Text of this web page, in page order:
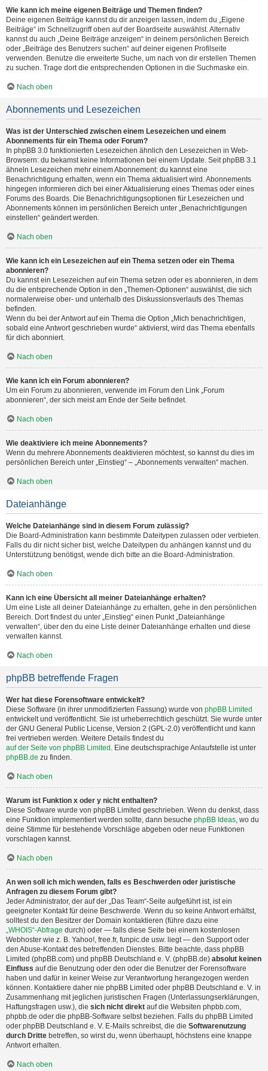
Wie kann ich meine eigenen Beiträge und Themen finden?
Deine eigenen Beiträge kannst du dir anzeigen lassen, indem du „Eigene
Beiträge“ im Schnellzugriff oben auf der Boardseite auswählst. Alternativ
kannst du auch „Deine Beiträge anzeigen“ in deinem persönlichen Bereich
oder „Beiträge des Benutzers suchen“ auf deiner eigenen Profilseite
verwenden. Benutze die erweiterte Suche, um nach von dir erstellen Themen
zu suchen. Trage dort die entsprechenden Optionen in die Suchmaske ein.
Nach oben
Abonnements und Lesezeichen
Was ist der Unterschied zwischen einem Lesezeichen und einem
Abonnements für ein Thema oder Forum?
In phpBB 3.0 funktionierten Lesezeichen ähnlich den Lesezeichen in Web-
Browsern: du bekamst keine Informationen bei einem Update. Seit phpBB 3.1
ähneln Lesezeichen mehr einem Abonnement: du kannst eine
Benachrichtigung erhalten, wenn ein Thema aktualisiert wird. Abonnements
hingegen informieren dich bei einer Aktualisierung eines Themas oder eines
Forums des Boards. Die Benachrichtigungsoptionen für Lesezeichen und
Abonnements können im persönlichen Bereich unter „Benachrichtigungen
einstellen“ geändert werden.
Nach oben
Wie kann ich ein Lesezeichen auf ein Thema setzen oder ein Thema
abonnieren?
Du kannst ein Lesezeichen auf ein Thema setzen oder es abonnieren, in dem
du die entsprechende Option in den „Themen-Optionen“ auswählst, die sich
normalerweise ober- und unterhalb des Diskussionsverlaufs des Themas
befinden.
Wenn du bei der Antwort auf ein Thema die Option „Mich benachrichtigen,
sobald eine Antwort geschrieben wurde“ aktivierst, wird das Thema ebenfalls
für dich abonniert.
Nach oben
Wie kann ich ein Forum abonnieren?
Um ein Forum zu abonnieren, verwende im Forum den Link „Forum
abonnieren“, der sich meist am Ende der Seite befindet.
Nach oben
Wie deaktiviere ich meine Abonnements?
Wenn du mehrere Abonnements deaktivieren möchtest, so kannst du dies im
persönlichen Bereich unter „Einstieg“ – „Abonnements verwalten“ machen.
Nach oben
Dateianhänge
Welche Dateianhänge sind in diesem Forum zulässig?
Die Board-Administration kann bestimmte Dateitypen zulassen oder verbieten.
Falls du dir nicht sicher bist, welche Dateitypen du anhängen kannst und du
Unterstützung benötigst, wende dich bitte an die Board-Administration.
Nach oben
Kann ich eine Übersicht all meiner Dateianhänge erhalten?
Um eine Liste all deiner Dateianhänge zu erhalten, gehe in den persönlichen
Bereich. Dort findest du unter „Einstieg“ einen Punkt „Dateianhänge
verwalten“, über den du eine Liste deiner Dateianhänge erhalten und diese
verwalten kannst.
Nach oben
phpBB betreffende Fragen
Wer hat diese Forensoftware entwickelt?
Diese Software (in ihrer unmodifizierten Fassung) wurde von phpBB Limited
entwickelt und veröffentlicht. Sie ist urheberrechtlich geschützt. Sie wurde unter
der GNU General Public License, Version 2 (GPL-2.0) veröffentlicht und kann
frei vertrieben werden. Weitere Details findest du
auf der Seite von phpBB Limited . Eine deutschsprachige Anlaufstelle ist unter
phpBB.de zu finden.
Nach oben
Warum ist Funktion x oder y nicht enthalten?
Diese Software wurde von phpBB Limited geschrieben. Wenn du denkst, dass
eine Funktion implementiert werden sollte, dann besuche phpBB Ideas, wo du
deine Stimme für bestehende Vorschläge abgeben oder neue Funktionen
vorschlagen kannst.
Nach oben
An wen soll ich mich wenden, falls es Beschwerden oder juristische
Anfragen zu diesem Forum gibt?
Jeder Administrator, der auf der „Das Team“-Seite aufgeführt ist, ist ein
geeigneter Kontakt für deine Beschwerde. Wenn du so keine Antwort erhältst,
solltest du den Besitzer der Domain kontaktieren (führe dazu eine
„WHOIS“-Abfrage durch) oder — falls diese Seite bei einem kostenlosen
Webhoster wie z. B. Yahoo!, free.fr, funpic.de usw. liegt — den Support oder
den Abuse-Kontakt des betreffenden Dienstes. Bitte beachte, dass phpBB
Limited (phpBB.com) und phpBB Deutschland e. V. (phpBB.de) absolut keinen
Einfluss auf die Benutzung oder den oder die Benutzer der Forensoftware
haben und dafür in keiner Weise zur Verantwortung herangezogen werden
können. Kontaktiere daher nie phpBB Limited oder phpBB Deutschland e. V. in
Zusammenhang mit jeglichen juristischen Fragen (Unterlassungserklärungen,
Haftungsfragen usw.), die sich nicht direkt auf die Websiten phpbb.com,
phpbb.de oder die phpBB-Software selbst beziehen. Falls du phpBB Limited
oder phpBB Deutschland e. V. E-Mails schreibst, die die Softwarenutzung
durch Dritte betreffen, so wirst du, wenn überhaupt, höchstens eine knappe
Antwort erhalten.
Nach oben